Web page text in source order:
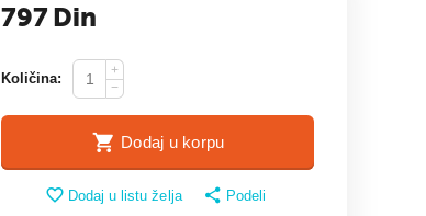
797 Din
Količina:
+
−
Dodaj u korpu
Dodaj u listu želja Podeli